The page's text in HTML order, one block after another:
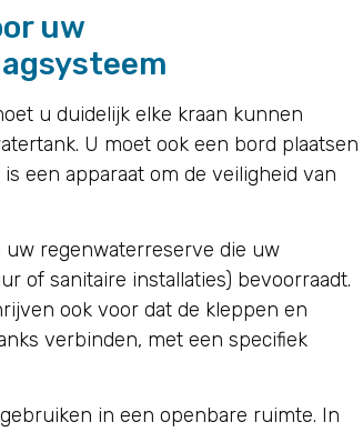
uw
u duidelijk elke kraan kunnen
U moet ook een bord plaatsen
een apparaat om de veiligheid van
uw regenwaterreserve die uw
of sanitaire installaties) bevoorraadt.
ook voor dat de kleppen en
verbinden, met een specifiek
in een openbare ruimte. In